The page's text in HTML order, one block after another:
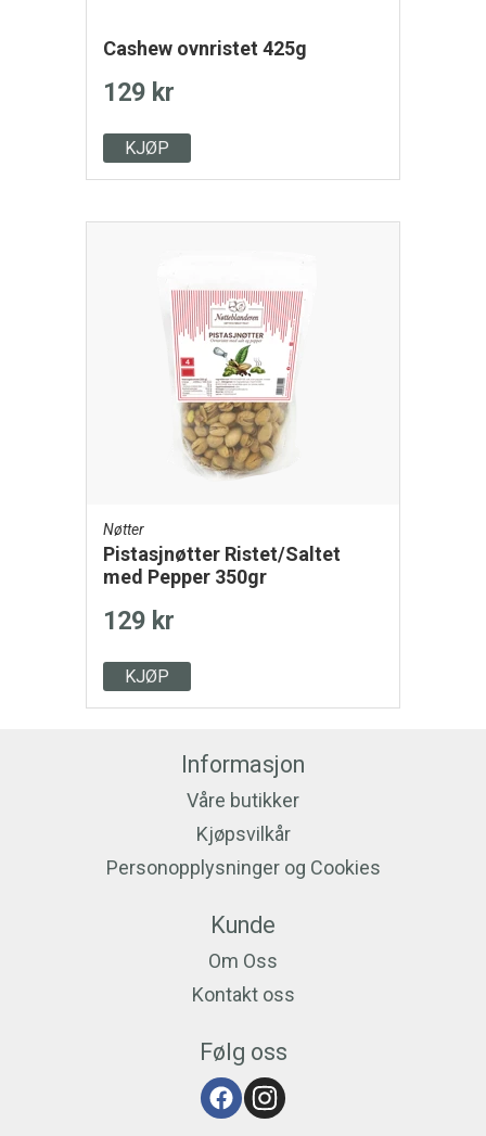
Cashew ovnristet 425g
129 kr
KJØP
Nøtter
Pistasjnøtter Ristet/Saltet
med Pepper 350gr
129 kr
KJØP
Informasjon
Våre butikker
Kjøpsvilkår
Personopplysninger og Cookies
Kunde
Om Oss
Kontakt oss
Følg oss